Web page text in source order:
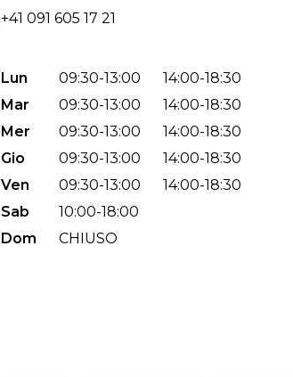
+41 091 605 17 21
Lun 09:30-13:00
14:00-18:30
Mar
09:30-13:00
14:00-18:30
Mer
09:30-13:00
14:00-18:30
Gio
09:30-13:00
14:00-18:30
Ven
09:30-13:00
14:00-18:30
Sab
10:00-18:00
Dom
CHIUSO